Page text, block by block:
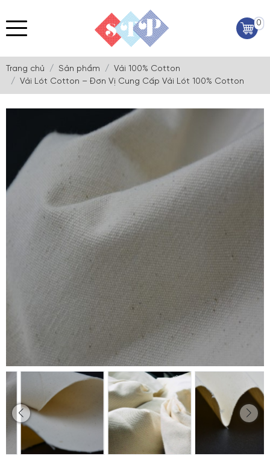
0
Trang chủ Sản phẩm
Vải 100% Cotton
Vải Lót Cotton – Đơn Vị Cung Cấp Vải Lót 100% Cotton